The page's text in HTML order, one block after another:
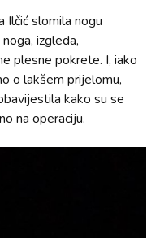
Ilčić slomila nogu
izgleda,
plesne pokrete. I, iako
o lakšem prijelomu,
kako su se
na operaciju.